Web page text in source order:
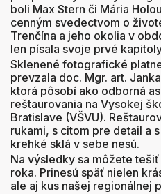
boli Max Stern či Mária
cenným svedectvom o
Trenčína a jeho okolia v
len písala svoje prvé
Sklenené fotografické
prevzala doc. Mgr. art.
ktorá pôsobí ako odborná
reštaurovania na Vysokej
Bratislave (VŠVU).
rukami, s citom pre detail a
krehké sklá v sebe nesú.
Na výsledky sa môžete
roka. Prinesú späť nielen
ale aj kus našej regionálnej